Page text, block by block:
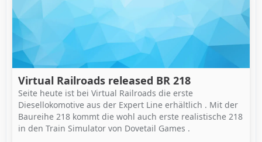
Virtual Railroads released BR 218
Seite heute ist bei Virtual Railroads die erste
Diesellokomotive aus der Expert Line erhältlich . Mit der
Baureihe 218 kommt die wohl auch erste realistische 218
in den Train Simulator von Dovetail Games .